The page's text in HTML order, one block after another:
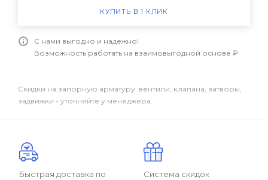
КУПИТЬ В 1 КЛИК
С нами выгодно и надежно!
Возможность работать на взаимовыгодной основе ₽
Скидки на запорную арматуру: вентили, клапана, затворы,
задвижки - уточняйте у менеджера.
Быстрая доставка по
Система скидок